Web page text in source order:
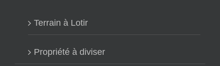
Terrain à Lotir
Propriété à diviser